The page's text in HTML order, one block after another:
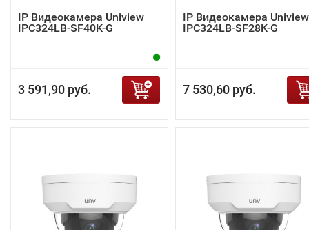
IP Видеокамера Uniview
IPC324LB-SF40K-G
3 591,90 руб.
IP Видеокамера Uniview
IPC324LB-SF28K-G
7 530,60 руб.